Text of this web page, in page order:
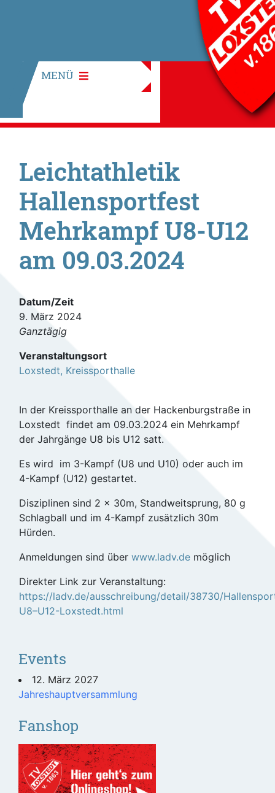
MENÜ
Leichtathletik
Hallensportfest
Mehrkampf U8-U12
am 09.03.2024
Datum/Zeit
9. März 2024
Ganztägig
Veranstaltungsort
Loxstedt, Kreissporthalle
In der Kreissporthalle an der Hackenburgstraße in
Loxstedt findet am 09.03.2024 ein Mehrkampf
der Jahrgänge U8 bis U12 satt.
Es wird im 3-Kampf (U8 und U10) oder auch im
4-Kampf (U12) gestartet.
Disziplinen sind 2 x 30m, Standweitsprung, 80 g
Schlagball und im 4-Kampf zusätzlich 30m
Hürden.
Anmeldungen sind über www.ladv.de möglich
Direkter Link zur Veranstaltung:
https://ladv.de/ausschreibung/detail/38730/
U8–U12-Loxstedt.html
Events
12. März 2027
Jahreshauptversammlung
Fanshop